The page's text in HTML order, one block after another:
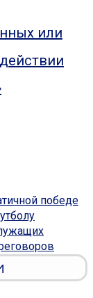
или
победе